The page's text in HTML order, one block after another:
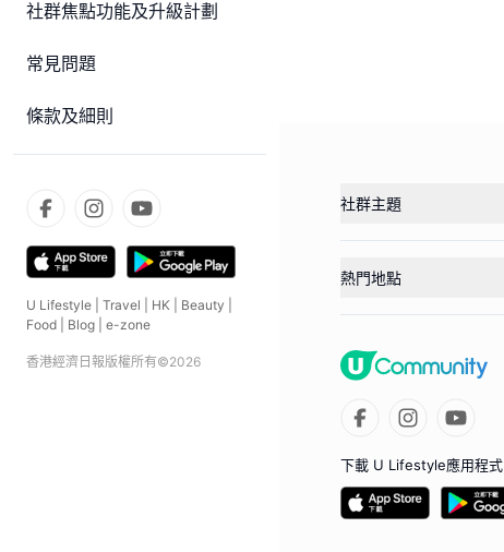
社群焦點功能及升級計劃
常見問題
條款及細則
U Lifestyle Travel HK Beauty
Food
Blog e-zone
香港經濟日報版權所有©2026
社群主題
熱門地點
下載 U Lifestyle應用程式